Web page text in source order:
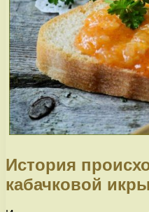
История
кабачковой икры